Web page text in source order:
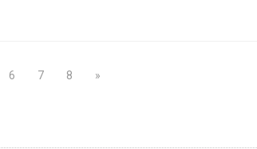
6 7 8 »